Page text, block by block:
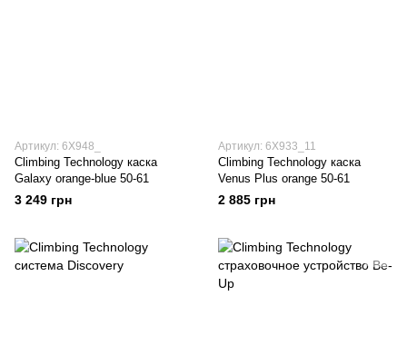
Артикул: 6X948_
Climbing Technology каска
Galaxy orange-blue 50-61
3 249 грн
Артикул: 6X933_11
Climbing Technology каска
Venus Plus orange 50-61
2 885 грн